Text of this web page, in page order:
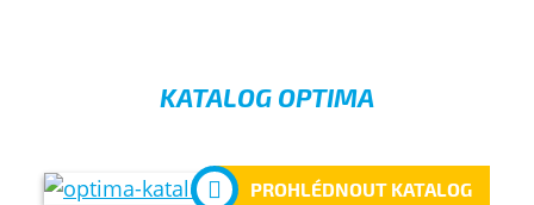
KATALOG OPTIMA
PROHLÉDNOUT KATALOG